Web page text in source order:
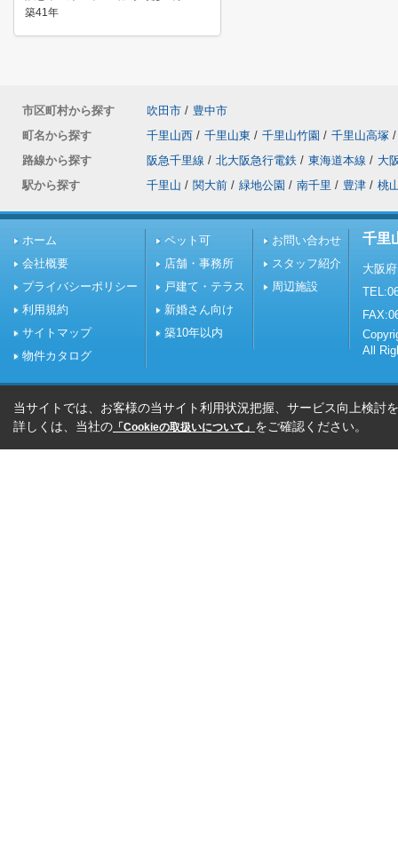
築41年
市区町村から探す 吹田市 / 豊中市
町名から探す
千里山西 / 千里山東 / 千里山竹園 / 千里山高塚 /
路線から探す
阪急千里線 / 北大阪急行電鉄 / 東海道本線 / 大
駅から探す
千里山 / 関大前 / 緑地公園 / 南千里 / 豊津 / 桃
ホーム
会社概要
プライバシーポリシー
利用規約
サイトマップ
物件カタログ
ペット可
店舗・事務所
戸建て・テラス
新婚さん向け
築10年以内
お問い合わせ
スタッフ紹介
周辺施設
千里
大阪
All
当サイトでは、お客様の当サイト利用状況把握、サービス向上検討
詳しくは、当社の 「Cookieの取扱いについて」 をご確認ください。